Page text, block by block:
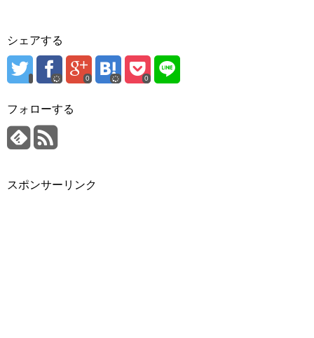
シェアする
0 0
フォローする
スポンサーリンク